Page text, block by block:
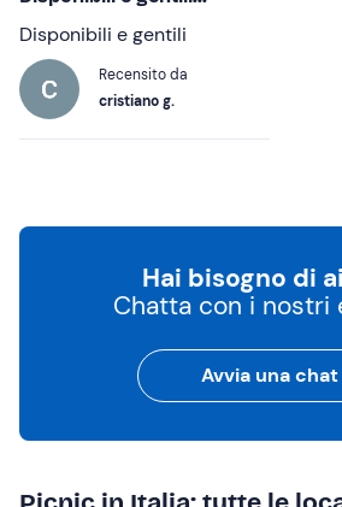
Disponibili e gentili
Recensito da
cristiano g.
Hai bisogno di
Chatta con i nostri
Avvia una chat